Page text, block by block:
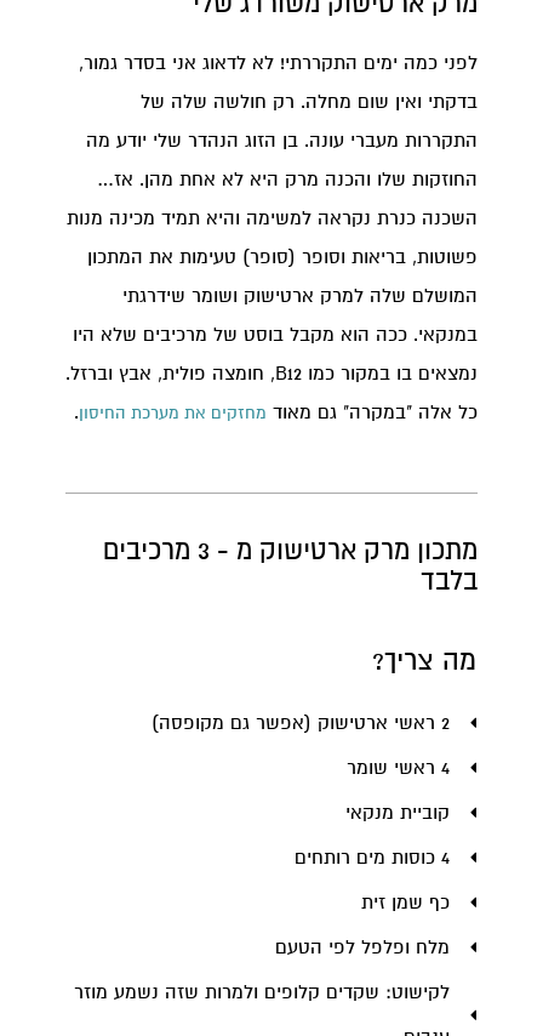
לפני כמה ימים התקררתי! לא לדאוג אני בסדר גמור,
בדקתי ואין שום מחלה. רק חולשה שלה של
התקררות מעברי עונה. בן הזוג הנהדר שלי יודע מה
החוזקות שלו והכנה מרק היא לא אחת מהן. אז…
השכנה כנרת נקראה למשימה והיא תמיד מכינה מנות
פשוטות, בריאות וסופר (סופר) טעימות את המתכון
המושלם שלה למרק ארטישוק ושומר שידרגתי
במנקאי. ככה הוא מקבל בוסט של מרכיבים שלא היו
נמצאים בו במקור כמו B12, חומצה פולית, אבץ וברזל.
כל אלה "במקרה" גם מאוד מחזקים את מערכת החיסון.
מתכון מרק ארטישוק מ - 3 מרכיבים
בלבד
מה צריך?
2 ראשי ארטישוק (אפשר גם מקופסה)
4 ראשי שומר
קוביית מנקאי
4 כוסות מים רותחים
כף שמן זית
מלח ופלפל לפי הטעם
לקישוט: שקדים קלופים ולמרות שזה נשמע מוזר